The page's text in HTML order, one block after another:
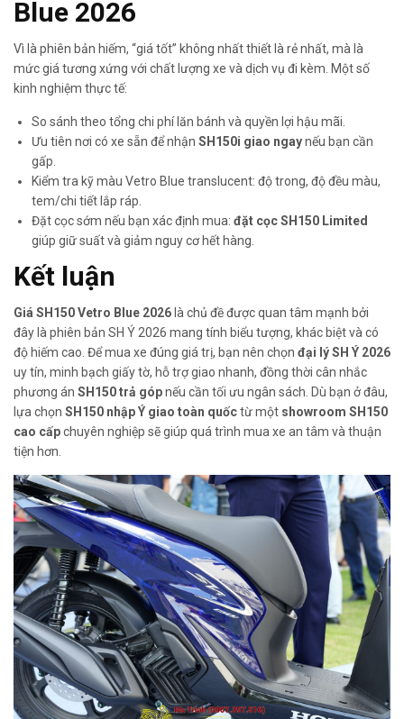
Blue 2026
Vì là phiên bản hiếm, “giá tốt” không nhất thiết là rẻ nhất, mà là
mức giá tương xứng với chất lượng xe và dịch vụ đi kèm. Một số
kinh nghiệm thực tế:
So sánh theo tổng chi phí lăn bánh và quyền lợi hậu mãi.
Ưu tiên nơi có xe sẵn để nhận SH150i giao ngaynếu bạn cần
gấp.
Kiểm tra kỹ màu Vetro Blue translucent: độ trong, độ đều màu,
tem/chi tiết lắp ráp.
Đặt cọc sớm nếu bạn xác định mua: đặt cọc SH150 Limited
giúp giữ suất và giảm nguy cơ hết hàng.
Kết luận
Giá SH150 Vetro Blue 2026 là chủ đề được quan tâm mạnh bởi
đây là phiên bản SH Ý 2026 mang tính biểu tượng, khác biệt và có
độ hiếm cao. Để mua xe đúng giá trị, bạn nên chọn đại lý SH Ý 2026
uy tín, minh bạch giấy tờ, hỗ trợ giao nhanh, đồng thời cân nhắc
phương án SH150 trả gópnếu cần tối ưu ngân sách. Dù bạn ở đâu,
lựa chọn SH150 nhập Ý giao toàn quốctừ một showroom SH150
cao cấpchuyên nghiệp sẽ giúp quá trình mua xe an tâm và thuận
tiện hơn.